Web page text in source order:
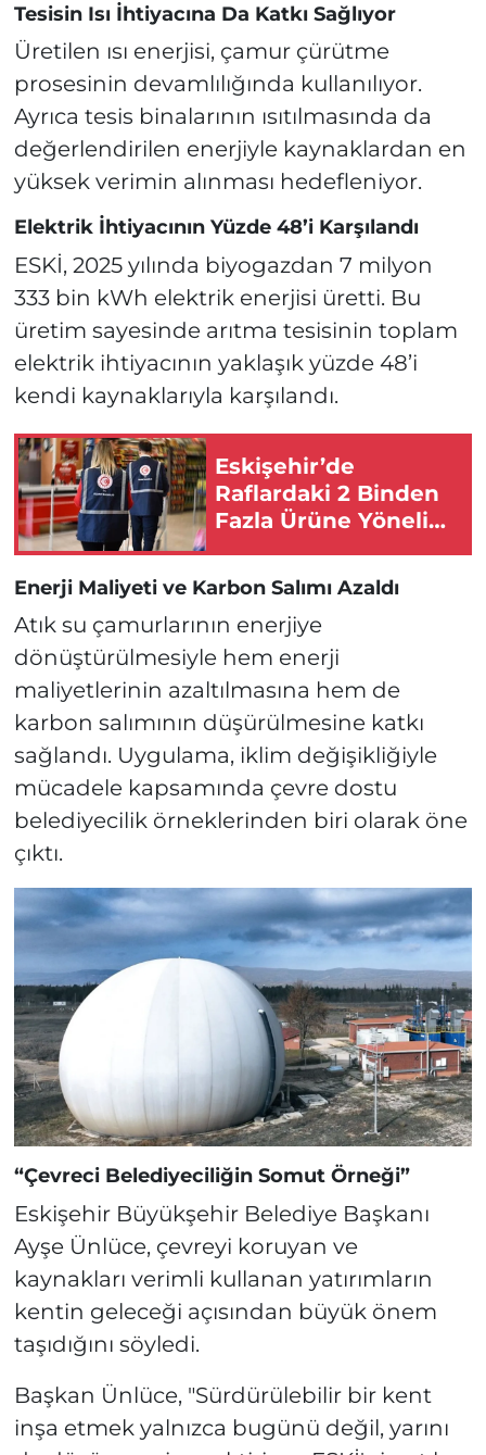
Tesisin Isı İhtiyacına Da Katkı Sağlıyor
Üretilen ısı enerjisi, çamur çürütme
prosesinin devamlılığında kullanılıyor.
Ayrıca tesis binalarının ısıtılmasında da
değerlendirilen enerjiyle kaynaklardan en
yüksek verimin alınması hedefleniyor.
Elektrik İhtiyacının Yüzde 48’i Karşılandı
ESKİ, 2025 yılında biyogazdan 7 milyon
333 bin kWh elektrik enerjisi üretti. Bu
üretim sayesinde arıtma tesisinin toplam
elektrik ihtiyacının yaklaşık yüzde 48’i
kendi kaynaklarıyla karşılandı.
Eskişehir’de
Raflardaki 2 Binden
Fazla Ürüne Yönelik
Geçti!
Enerji Maliyeti ve Karbon Salımı Azaldı
Atık su çamurlarının enerjiye
dönüştürülmesiyle hem enerji
maliyetlerinin azaltılmasına hem de
karbon salımının düşürülmesine katkı
sağlandı. Uygulama, iklim değişikliğiyle
mücadele kapsamında çevre dostu
belediyecilik örneklerinden biri olarak öne
çıktı.
“Çevreci Belediyeciliğin Somut Örneği”
Eskişehir Büyükşehir Belediye Başkanı
Ayşe Ünlüce, çevreyi koruyan ve
kaynakları verimli kullanan yatırımların
kentin geleceği açısından büyük önem
taşıdığını söyledi.
Başkan Ünlüce, "Sürdürülebilir bir kent
inşa etmek yalnızca bugünü değil, yarını